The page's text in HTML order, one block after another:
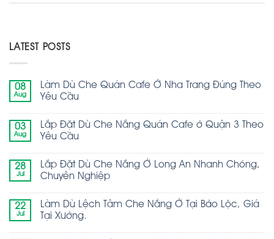
LATEST POSTS
08
Aug
Làm Dù Che Quán Cafe Ở Nha Trang Đúng Theo
Yêu Cầu
03
Aug
Lắp Đặt Dù Che Nắng Quán Cafe ở Quận 3 Theo
Yêu Cầu
28
Jul
Lắp Đặt Dù Che Nắng Ở Long An Nhanh Chóng,
Chuyên Nghiệp
22
Jul
Làm Dù Lệch Tâm Che Nắng Ở Tại Bảo Lộc, Giá
Tại Xưởng.